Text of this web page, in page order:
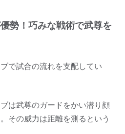
勢！巧みな戦術で武尊を
で試合の流れを支配してい
は武尊のガードをかい潜り顔
その威力は距離を測るという